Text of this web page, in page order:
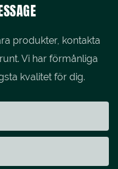
produkter, kontakta
Vi har förmånliga
kvalitet för dig.